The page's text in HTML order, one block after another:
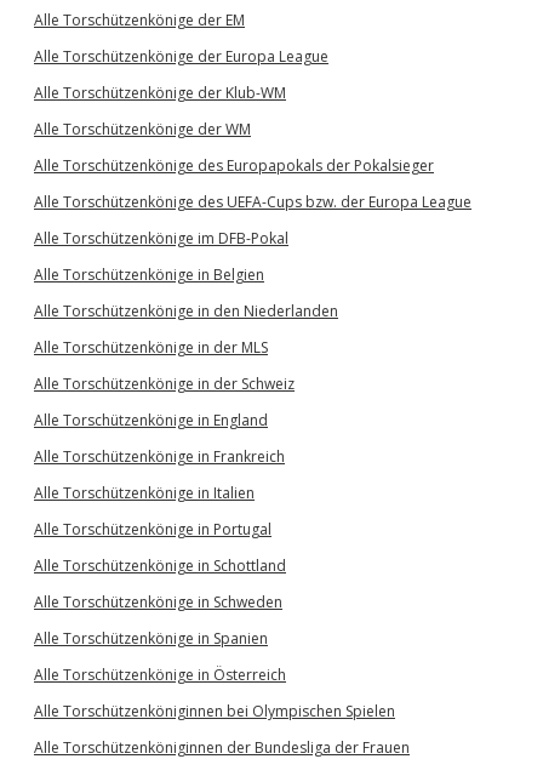
Alle Torschützenkönige der EM
Alle Torschützenkönige der Europa League
Alle Torschützenkönige der Klub-WM
Alle Torschützenkönige der WM
Alle Torschützenkönige des Europapokals der Pokalsieger
Alle Torschützenkönige des UEFA-Cups bzw. der Europa League
Alle Torschützenkönige im DFB-Pokal
Alle Torschützenkönige in Belgien
Alle Torschützenkönige in den Niederlanden
Alle Torschützenkönige in der MLS
Alle Torschützenkönige in der Schweiz
Alle Torschützenkönige in England
Alle Torschützenkönige in Frankreich
Alle Torschützenkönige in Italien
Alle Torschützenkönige in Portugal
Alle Torschützenkönige in Schottland
Alle Torschützenkönige in Schweden
Alle Torschützenkönige in Spanien
Alle Torschützenkönige in Österreich
Alle Torschützenköniginnen bei Olympischen Spielen
Alle Torschützenköniginnen der Bundesliga der Frauen